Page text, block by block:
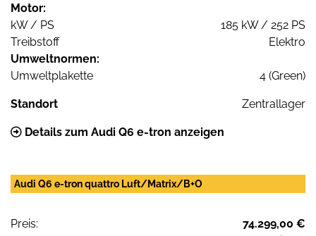
Motor:
kW / PS
185 kW / 252 PS
Treibstoff
Elektro
Umweltnormen:
Umweltplakette
4 (Green)
Standort Zentrallager
Details zum Audi Q6 e-tron anzeigen
Audi Q6 e-tron quattro Luft/Matrix/B+O
Preis:
74.299,00 €